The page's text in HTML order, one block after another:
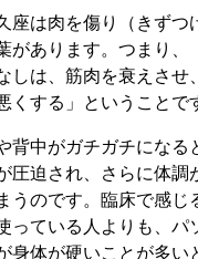
座は肉を傷り（きずつ
があります。つまり、
しは、筋肉を衰えさせ
くする」ということで
背中がガチガチになる
圧迫され、さらに体調
うのです。臨床で感じ
っている人よりも、パ
身体が硬いことが多い